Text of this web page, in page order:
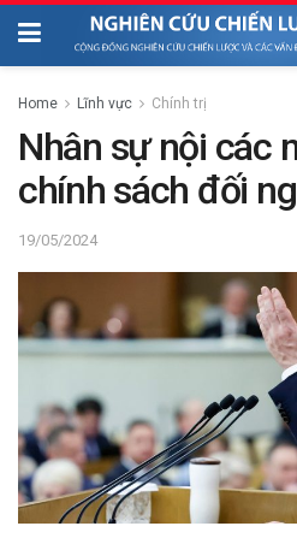
Home Lĩnh vực Chính trị
Nhân sự nội các
chính sách đối
19/05/2024